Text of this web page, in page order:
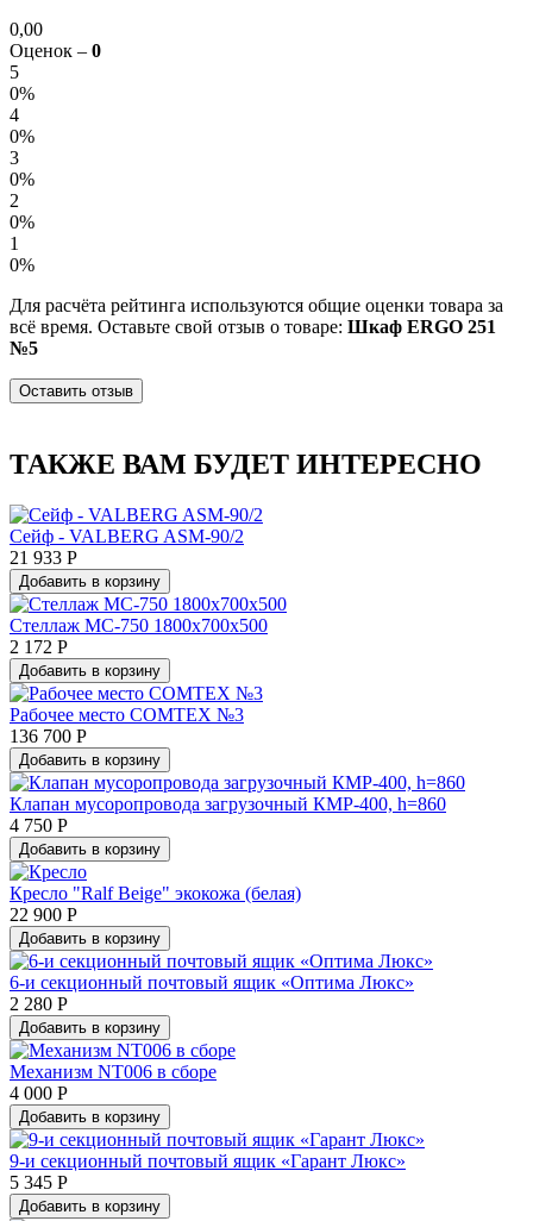
0,00
Оценок – 0
5
0%
4
0%
3
0%
2
0%
1
0%
Для расчёта рейтинга используются общие оценки товара за
всё время. Оставьте свой отзыв о товаре: Шкаф ERGO 251
№5
Оставить отзыв
ТАКЖЕ ВАМ БУДЕТ ИНТЕРЕСНО
Сейф - VALBERG ASM-90/2
21 933 Р
Добавить в корзину
Стеллаж МС-750 1800х700х500
2 172 Р
Добавить в корзину
Рабочее место COMTEX №3
136 700 Р
Добавить в корзину
Клапан мусоропровода загрузочный КМР-400, h=860
4 750 Р
Добавить в корзину
Кресло "Ralf Beige" экокожа (белая)
22 900 Р
Добавить в корзину
6-и секционный почтовый ящик «Оптима Люкс»
2 280 Р
Добавить в корзину
Механизм NT006 в сборе
4 000 Р
Добавить в корзину
9-и секционный почтовый ящик «Гарант Люкс»
5 345 Р
Добавить в корзину